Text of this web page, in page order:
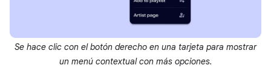
Se hace clic con el botón derecho en una tarjeta para mostrar
un menú contextual con más opciones.